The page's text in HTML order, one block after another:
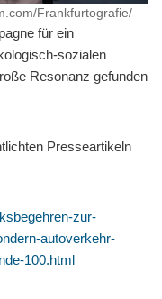
Frankfurtografie/
für ein
sozialen
Resonanz gefunden
Presseartikeln
zur-
autoverkehr-
100.html